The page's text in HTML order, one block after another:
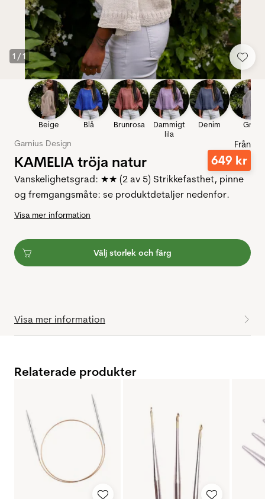
1 /1
Beige Blå Brunrosa
Dammigt
lila
Denim Grå
Garnius Design
KAMELIA tröja natur
Från
649 kr
Vanskelighetsgrad: ★★ (2 av 5) Strikkefasthet, pinne
og fremgangsmåte: se produktdetaljer nedenfor.
Visa mer information
Välj storlek och färg
Visa mer information
Relaterade produkter